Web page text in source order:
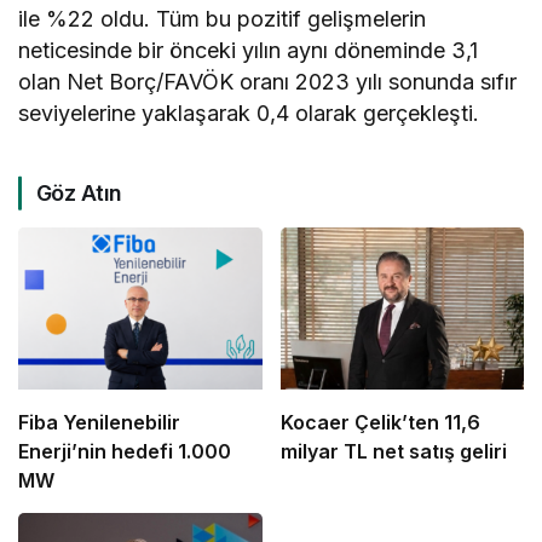
ile %22 oldu. Tüm bu pozitif gelişmelerin
neticesinde bir önceki yılın aynı döneminde 3,1
olan Net Borç/FAVÖK oranı 2023 yılı sonunda sıfır
seviyelerine yaklaşarak 0,4 olarak gerçekleşti.
Göz Atın
Fiba Yenilenebilir
Enerji’nin hedefi 1.000
MW
Kocaer Çelik’ten 11,6
milyar TL net satış geliri